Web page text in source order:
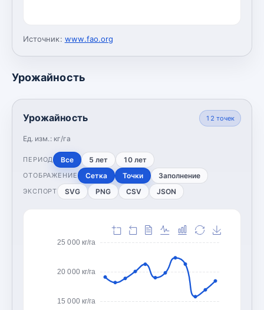
Источник: www.fao.org
Урожайность
Урожайность
Ед. изм.: кг/га
12 точек
ПЕРИОД Все 5 лет 10 лет
ОТОБРАЖЕНИЕ Сетка Точки Заполнение
ЭКСПОРТ SVG PNG CSV JSON
15 000 кг/га
20 000 кг/га
25 000 кг/га